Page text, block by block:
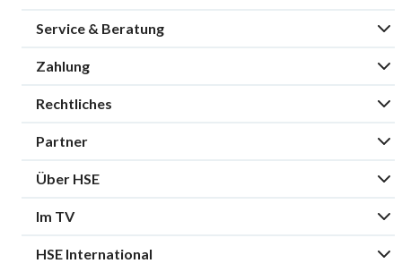
Service & Beratung
Zahlung
Rechtliches
Partner
Über HSE
Im TV
HSE International